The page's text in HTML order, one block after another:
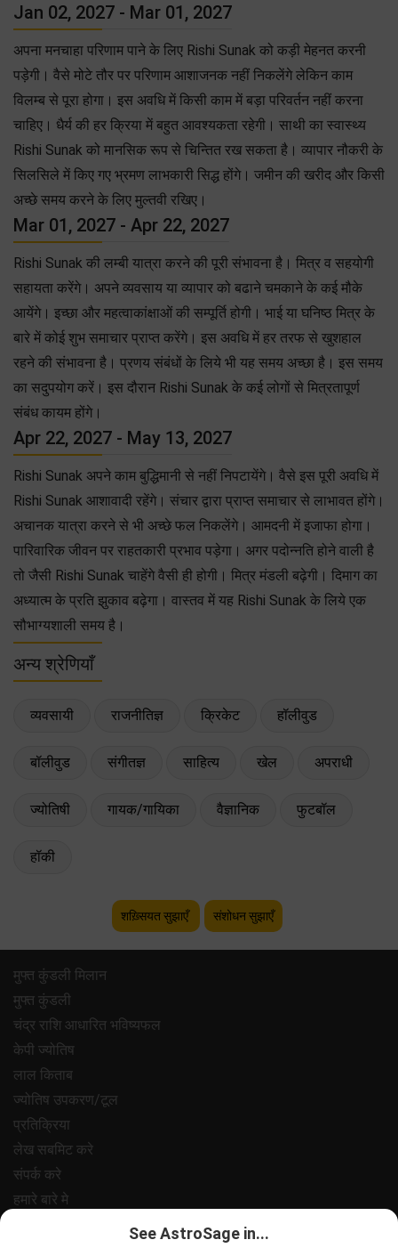
Jan 02, 2027 - Mar 01, 2027
अपना मनचाहा परिणाम पाने के लिए Rishi Sunak को कड़ी मेहनत करनी
पड़ेगी। वैसे मोटे तौर पर परिणाम आशाजनक नहीं निकलेंगे लेकिन काम
विलम्ब से पूरा होगा। इस अवधि में किसी काम में बड़ा परिवर्तन नहीं करना
चाहिए। धैर्य की हर क्रिया में बहुत आवश्यकता रहेगी। साथी का स्वास्थ्य
Rishi Sunak को मानसिक रूप से चिन्तित रख सकता है। व्यापार नौकरी के
सिलसिले में किए गए भ्रमण लाभकारी सिद्ध होंगे। जमीन की खरीद और किसी
अच्छे समय करने के लिए मुल्तवी रखिए।
Mar 01, 2027 - Apr 22, 2027
Rishi Sunak की लम्बी यात्रा करने की पूरी संभावना है। मित्र व सहयोगी
सहायता करेंगे। अपने व्यवसाय या व्यापार को बढाने चमकाने के कई मौके
आयेंगे। इच्छा और महत्वाकांक्षाओं की सम्पूर्ति होगी। भाई या घनिष्ठ मित्र के
बारे में कोई शुभ समाचार प्राप्त करेंगे। इस अवधि में हर तरफ से खुशहाल
रहने की संभावना है। प्रणय संबंधों के लिये भी यह समय अच्छा है। इस समय
का सदुपयोग करें। इस दौरान Rishi Sunak के कई लोगों से मित्रतापूर्ण
संबंध कायम होंगे।
Apr 22, 2027 - May 13, 2027
Rishi Sunak अपने काम बुद्धिमानी से नहीं निपटायेंगे। वैसे इस पूरी अवधि में
Rishi Sunak आशावादी रहेंगे। संचार द्वारा प्राप्त समाचार से लाभावत होंगे।
अचानक यात्रा करने से भी अच्छे फल निकलेंगे। आमदनी में इजाफा होगा।
पारिवारिक जीवन पर राहतकारी प्रभाव पड़ेगा। अगर पदोन्नति होने वाली है
तो जैसी Rishi Sunak चाहेंगे वैसी ही होगी। मित्र मंडली बढ़ेगी। दिमाग का
अध्यात्म के प्रति झुकाव बढ़ेगा। वास्तव में यह Rishi Sunak के लिये एक
सौभाग्यशाली समय है।
अन्य श्रेणियाँ
व्यवसायी राजनीतिज्ञ क्रिकेट हॉलीवुड
बॉलीवुड संगीतज्ञ साहित्य खेल अपराधी
ज्योतिषी गायक/गायिका वैज्ञानिक फुटबॉल
हॉकी
शख़्सियत सुझाएँ संशोधन सुझाएँ
मुफ्त कुंडली मिलान
मुफ्त कुंडली
चंद्र राशि आधारित भविष्यफल
केपी ज्योतिष
लाल किताब
ज्योतिष उपकरण/टूल
प्रतिक्रिया
लेख सबमिट करे
संपर्क करे
हमारे बारे मे
See AstroSage in...